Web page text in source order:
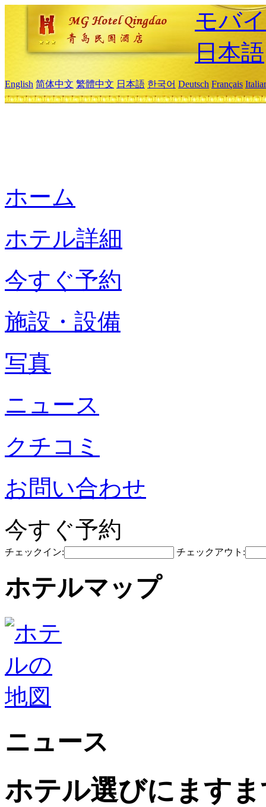
モバ
日本語
English 简体中文 繁體中文 日本語 한국어 Deutsch Français
ホーム
ホテル詳細
今すぐ予約
施設・設備
写真
ニュース
クチコミ
お問い合わせ
今すぐ予約
チェックイン: チェックアウト:
ホテルマップ
ニュース
ホテル選びにます